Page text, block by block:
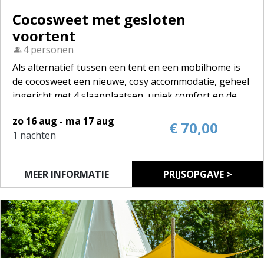
Cocosweet met gesloten
voortent
4 personen
Als alternatief tussen een tent en een mobilhome is
de cocosweet een nieuwe, cosy accommodatie, geheel
ingericht met 4 slaapplaatsen, uniek comfort en de
voortent.
je kan heerlijk relaxen in de voortent.
Klinkt goed, niet?
zo 16 aug - ma 17 aug
1 nachten
€ 70,00
MEER INFORMATIE PRIJSOPGAVE >